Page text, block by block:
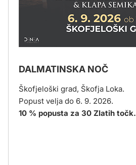
DALMATINSKA NOČ
Škofjeloški grad, Škofja Loka.
Popust velja do 6. 9. 2026.
10 % popusta za 30 Zlatih točk.